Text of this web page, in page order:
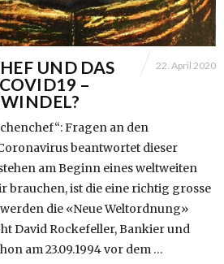
UND DAS
–
22. April 2020
Fragen an den
beantwortet dieser
am Beginn eines weltweiten
brauchen, ist die eine richtig grosse
die «Neue Weltordnung»
David Rockefeller, Bankier und
am 23.09.1994 vor dem …